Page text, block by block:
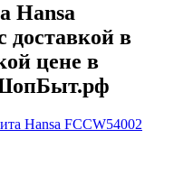
Hansa
доставкой в
цене в